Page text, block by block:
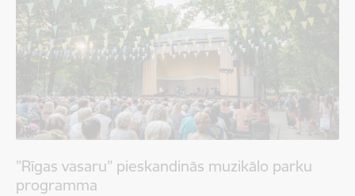
”Rīgas vasaru” pieskandinās muzikālo parku
programma